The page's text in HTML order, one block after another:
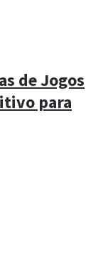
de Jogos
para